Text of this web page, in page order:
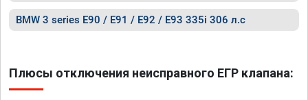
BMW 3 series E90 / E91 / E92 / E93 335i 306 л.с
Плюсы отключения неисправного ЕГР клапана: